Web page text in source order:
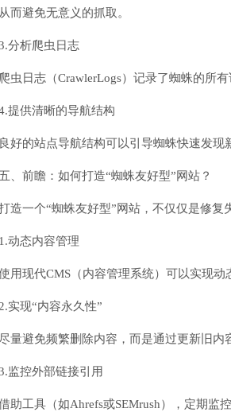
而避免无意义的抓取。
分析爬虫日志
爬虫日志（CrawlerLogs）记录了蜘蛛的所
提供清晰的导航结构
良好的站点导航结构可以引导蜘蛛快速发
五、前瞻：如何打造“蜘蛛友好型”网站？
造一个“蜘蛛友好型”网站，不仅仅是修复
1.动态内容管理
用现代CMS（内容管理系统）可以实现动
2.实现“内容永久性”
尽量避免频繁删除内容，而是通过更新旧内
监控外部链接引用
助工具（如Ahrefs或SEMrush），定期监